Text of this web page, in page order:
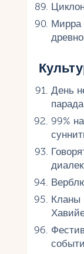
Мирра
День
99%
Кланы